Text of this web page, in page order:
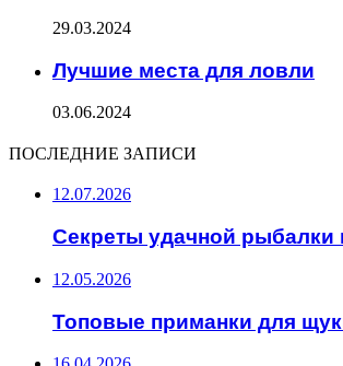
29.03.2024
Лучшие места для ловли
03.06.2024
ПОСЛЕДНИЕ ЗАПИСИ
12.07.2026
Секреты удачной рыбалки
12.05.2026
Топовые приманки для